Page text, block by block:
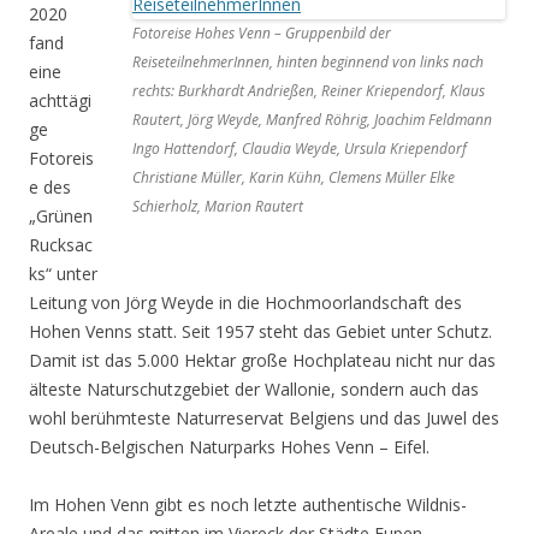
Fotoreise Hohes Venn – Gruppenbild der
ReiseteilnehmerInnen, hinten beginnend von links nach
rechts: Burkhardt Andrießen, Reiner Kriependorf, Klaus
Rautert, Jörg Weyde, Manfred Röhrig, Joachim Feldmann
Ingo Hattendorf, Claudia Weyde, Ursula Kriependorf
Christiane Müller, Karin Kühn, Clemens Müller Elke
Schierholz, Marion Rautert
2020
fand
eine
achttägi
ge
Fotoreis
e des
„Grünen
Rucksac
ks“ unter
Leitung von Jörg Weyde in die Hochmoorlandschaft des
Hohen Venns statt. Seit 1957 steht das Gebiet unter Schutz.
Damit ist das 5.000 Hektar große Hochplateau nicht nur das
älteste Naturschutzgebiet der Wallonie, sondern auch das
wohl berühmteste Naturreservat Belgiens und das Juwel des
Deutsch-Belgischen Naturparks Hohes Venn – Eifel.
Im Hohen Venn gibt es noch letzte authentische Wildnis-